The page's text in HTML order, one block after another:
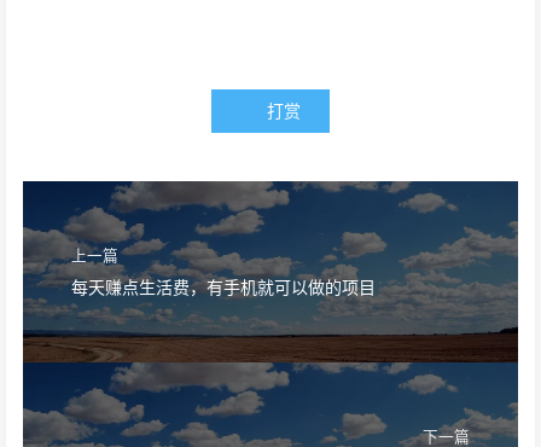
打赏
上一篇
每天赚点生活费，有手机就可以做的项目
下一篇